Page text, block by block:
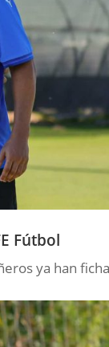
Fútbol
ya han